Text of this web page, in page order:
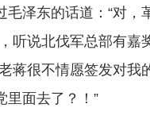
东的话道：“对，
听说北伐军总部有
蒋很不情愿签发对
里面去了？！”